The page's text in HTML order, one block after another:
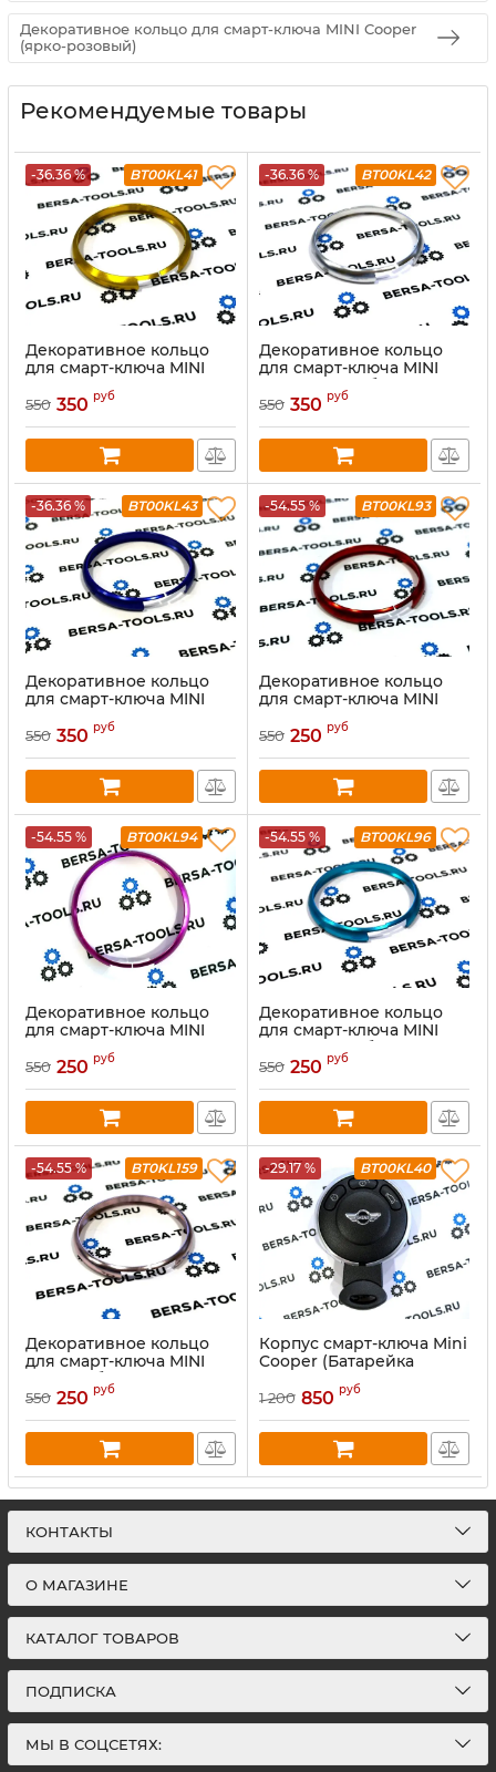
Декоративное кольцо для смарт-ключа MINI Cooper
(ярко-розовый)
Рекомендуемые товары
-36.36 % BT00KL41
Декоративное кольцо
для смарт-ключа MINI
Cooper (золото)
550 350 руб
-36.36 % BT00KL42
Декоративное кольцо
для смарт-ключа MINI
Cooper (серебро)
550 350 руб
-36.36 % BT00KL43
Декоративное кольцо
для смарт-ключа MINI
Cooper (синий)
550 350 руб
-54.55 % BT00KL93
Декоративное кольцо
для смарт-ключа MINI
Cooper (красный)
550 250 руб
-54.55 % BT00KL94
Декоративное кольцо
для смарт-ключа MINI
Cooper (ярко-розовый)
550 250 руб
-54.55 % BT00KL96
Декоративное кольцо
для смарт-ключа MINI
Cooper (голубой)
550 250 руб
-54.55 % BT0KL159
Декоративное кольцо
для смарт-ключа MINI
Cooper (бледно-
розовый)
550 250 руб
-29.17 % BT00KL40
Корпус смарт-ключа Mini
Cooper (Батарейка
крепится на плате)
1 200 850 руб
КОНТАКТЫ
О МАГАЗИНЕ
КАТАЛОГ ТОВАРОВ
ПОДПИСКА
МЫ В СОЦСЕТЯХ: